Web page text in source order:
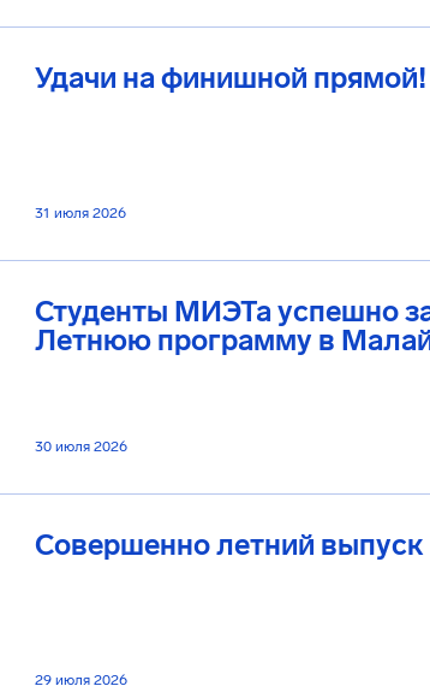
Удачи на финишной прямой!
31 июля 2026
Студенты МИЭТа успешно
Летнюю программу в
30 июля 2026
Совершенно летний
29 июля 2026